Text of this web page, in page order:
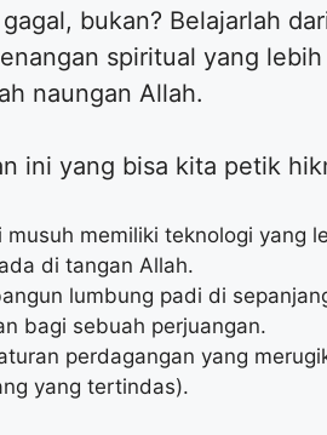
bukan? Belajarlah
spiritual yang
naungan Allah.
ini yang bisa kita petik
memiliki teknologi yang
di tangan Allah.
lumbung padi di
bagi sebuah perjuangan.
perdagangan yang
yang tertindas).